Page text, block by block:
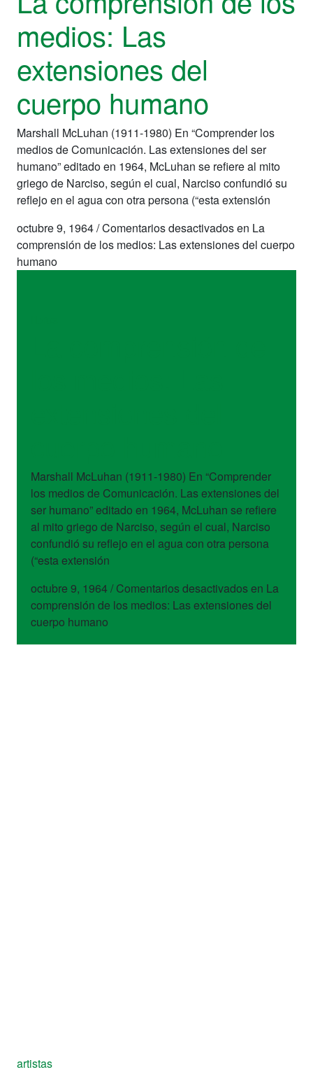
medios: Las
extensiones del
cuerpo humano
Marshall McLuhan (1911-1980) En “Comprender los
medios de Comunicación. Las extensiones del ser
humano” editado en 1964, McLuhan se refiere al mito
griego de Narciso, según el cual, Narciso confundió su
reflejo en el agua con otra persona (“esta extensión
octubre 9, 1964/Comentarios desactivadosen La
comprensión de los medios: Las extensiones del cuerpo
humano
Marshall McLuhan (1911-1980) En “Comprender
los medios de Comunicación. Las extensiones del
ser humano” editado en 1964, McLuhan se refiere
al mito griego de Narciso, según el cual, Narciso
confundió su reflejo en el agua con otra persona
(“esta extensión
octubre 9, 1964/ Comentarios desactivadosen La
comprensión de los medios: Las extensiones del
cuerpo humano
artistas